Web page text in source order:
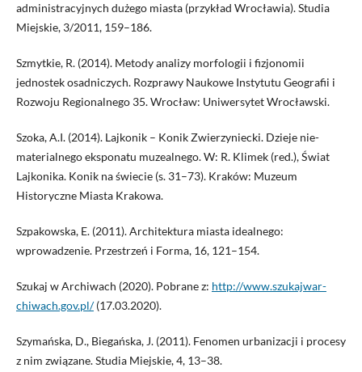
administracyjnych dużego miasta (przykład Wrocławia). Studia
Miejskie, 3/2011, 159–186.
Szmytkie, R. (2014). Metody analizy morfologii i fizjonomii
jednostek osadniczych. Rozprawy Naukowe Instytutu Geografii i
Rozwoju Regionalnego 35. Wrocław: Uniwersytet Wrocławski.
Szoka, A.I. (2014). Lajkonik – Konik Zwierzyniecki. Dzieje nie-
materialnego eksponatu muzealnego. W: R. Klimek (red.), Świat
Lajkonika. Konik na świecie (s. 31–73). Kraków: Muzeum
Historyczne Miasta Krakowa.
Szpakowska, E. (2011). Architektura miasta idealnego:
wprowadzenie. Przestrzeń i Forma, 16, 121–154.
Szukaj w Archiwach (2020). Pobrane z: http://www.szukajwar-
chiwach.gov.pl/(17.03.2020).
Szymańska, D., Biegańska, J. (2011). Fenomen urbanizacji i procesy
z nim związane. Studia Miejskie, 4, 13–38.